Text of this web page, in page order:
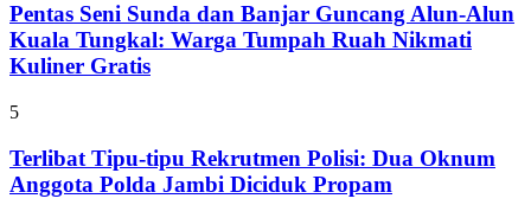
Pentas Seni Sunda dan Banjar Guncang Alun-Alun
Kuala Tungkal: Warga Tumpah Ruah Nikmati
Kuliner Gratis
5
Terlibat Tipu-tipu Rekrutmen Polisi: Dua Oknum
Anggota Polda Jambi Diciduk Propam